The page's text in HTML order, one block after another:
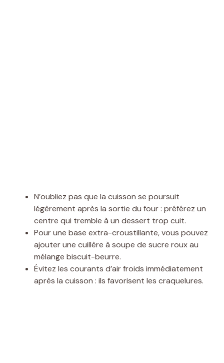
N’oubliez pas que la cuisson se poursuit
légèrement après la sortie du four : préférez un
centre qui tremble à un dessert trop cuit.
Pour une base extra-croustillante, vous pouvez
ajouter une cuillère à soupe de sucre roux au
mélange biscuit-beurre.
Évitez les courants d’air froids immédiatement
après la cuisson : ils favorisent les craquelures.